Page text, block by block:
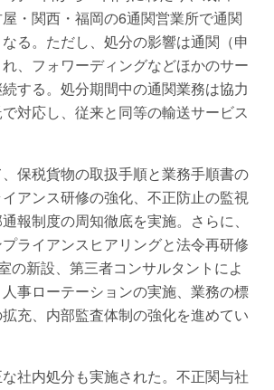
・関西・福岡の6通関営業所で通関
る。ただし、処分の影響は通関（申
、フォワーディングなどほかのサー
する。処分期間中の通関業務は協力
対応し、従来と同等の輸送サービス
保税貨物の取扱手順と業務手順書の
アンス研修の強化、不正防止の監視
報制度の周知徹底を実施。さらに、
ライアンスヒアリングと法令再研修
の新設、第三者コンサルタントによ
事ローテーションの実施、業務の標
充、内部監査体制の強化を進めてい
社内処分も実施された。不正関与社